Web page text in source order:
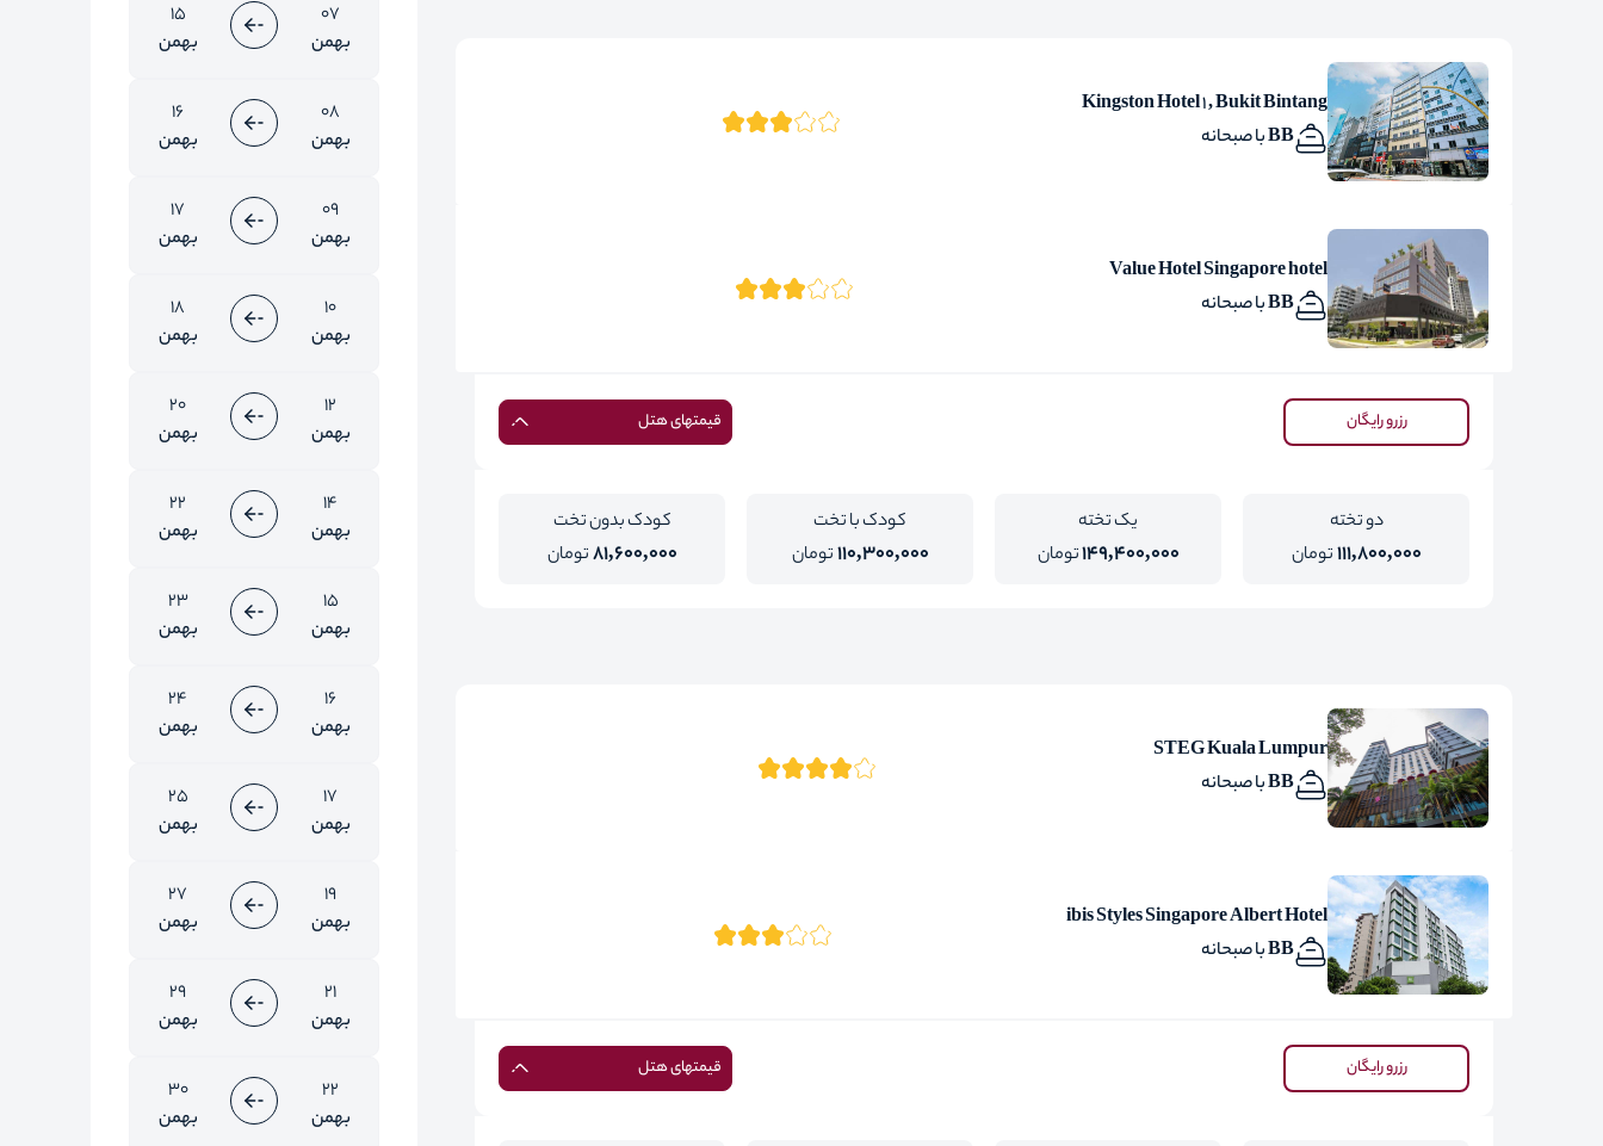
Kingston Hotel 1 , Bukit Bintang
BB با صبحانه
Value Hotel Singapore hotel
BB با صبحانه
رزرو رایگان قیمتهای هتل
دو تخته
111,800,000تومان
یک تخته
149,400,000تومان
کودک با تخت
110,300,000تومان
کودک بدون تخت
81,600,000تومان
STEG Kuala Lumpur
BB با صبحانه
ibis Styles Singapore Albert Hotel
BB با صبحانه
رزرو رایگان قیمتهای هتل
07
بهمن
15
بهمن
08
بهمن
16
بهمن
09
بهمن
17
بهمن
10
بهمن
18
بهمن
12
بهمن
20
بهمن
14
بهمن
22
بهمن
15
بهمن
23
بهمن
16
بهمن
24
بهمن
17
بهمن
25
بهمن
19
بهمن
27
بهمن
21
بهمن
29
بهمن
22
بهمن
30
بهمن